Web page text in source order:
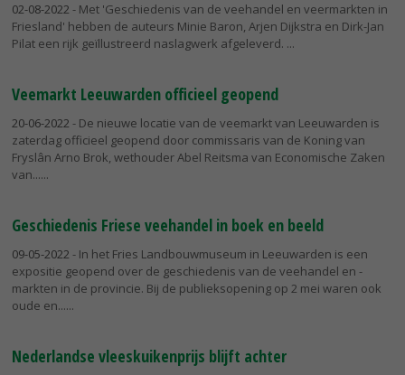
02-08-2022 - Met 'Geschiedenis van de veehandel en veermarkten in
Friesland' hebben de auteurs Minie Baron, Arjen Dijkstra en Dirk-Jan
Pilat een rijk geïllustreerd naslagwerk afgeleverd.
Veemarkt Leeuwarden officieel geopend
20-06-2022 - De nieuwe locatie van de veemarkt van Leeuwarden is
zaterdag officieel geopend door commissaris van de Koning van
Fryslân Arno Brok, wethouder Abel Reitsma van Economische Zaken
van...
Geschiedenis Friese veehandel in boek en beeld
09-05-2022 - In het Fries Landbouwmuseum in Leeuwarden is een
expositie geopend over de geschiedenis van de veehandel en -
markten in de provincie. Bij de publieksopening op 2 mei waren ook
oude en...
Nederlandse vleeskuikenprijs blijft achter